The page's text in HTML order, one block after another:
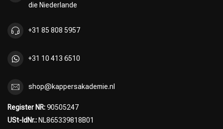
die Niederlande
+31 85 808 5957
+31 10 413 6510
shop@kappersakademie.nl
Register NR:90505247
USt-IdNr.: NL865339818B01